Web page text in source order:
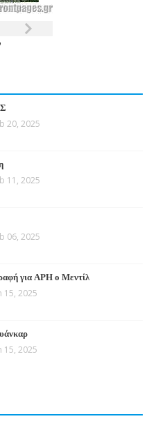
20, 2025
11, 2025
06, 2025
για ΑΡΗ ο Μεντίλ
15, 2025
15, 2025